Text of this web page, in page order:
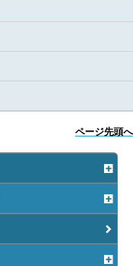
ページ先頭へ